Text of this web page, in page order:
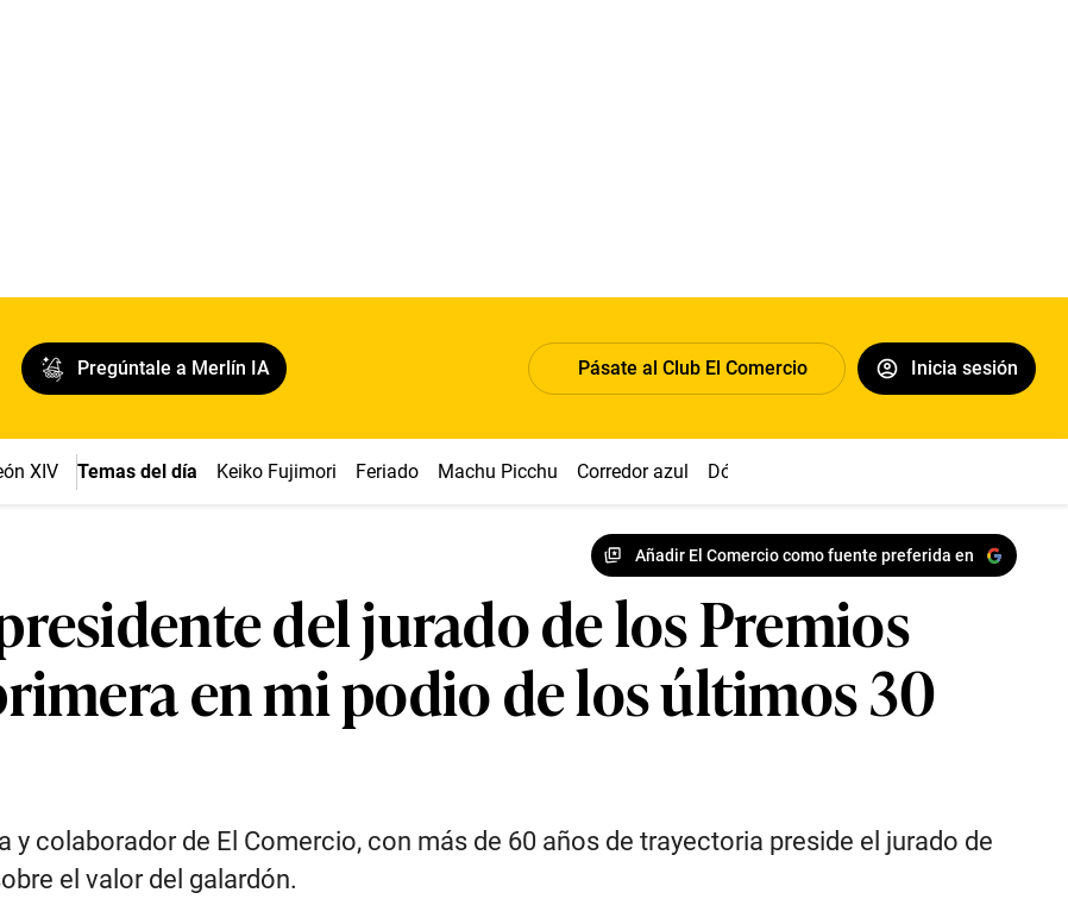
Pregúntale a Merlín IA Pásate al Club El Comercio Inicia sesión
XIV Temas del día Keiko Fujimori Feriado Machu Picchu Corredor azul Dólar
Añadir El Comercio como fuente preferida en
del jurado de los Premios
en mi podio de los últimos 30
y colaborador de El Comercio, con más de 60 años de trayectoria preside el jurado de
el valor del galardón.